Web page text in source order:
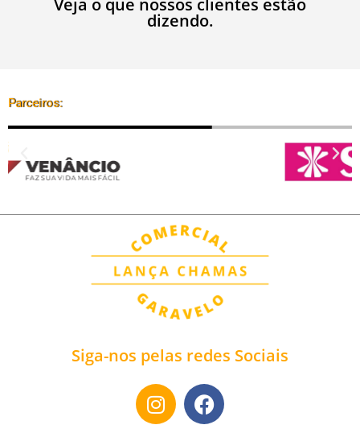
Veja o que nossos clientes estão
dizendo.
Parceiros:
Siga-nos pelas redes Sociais